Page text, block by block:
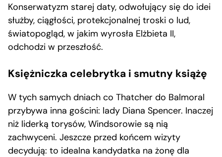
Konserwatyzm starej daty, odwołujący się do idei
służby, ciągłości, protekcjonalnej troski o lud,
światopogląd, w jakim wyrosła Elżbieta II,
odchodzi w przeszłość.
Księżniczka celebrytka i smutny książę
W tych samych dniach co Thatcher do Balmoral
przybywa inna gościni: lady Diana Spencer. Inaczej
niż liderką torysów, Windsorowie są nią
zachwyceni. Jeszcze przed końcem wizyty
decydują: to idealna kandydatka na żonę dla